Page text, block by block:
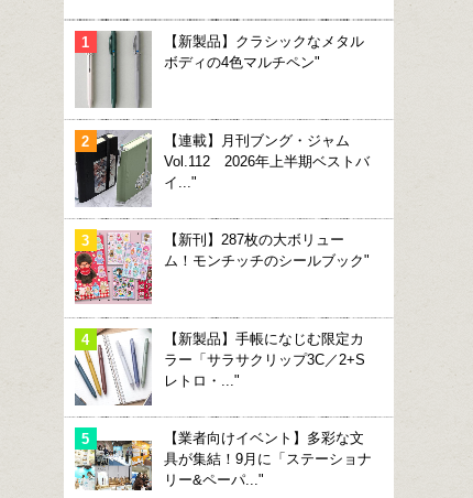
【新製品】クラシックなメタル
ボディの4色マルチペン"
【連載】月刊ブング・ジャム
Vol.112 2026年上半期ベストバ
イ..."
【新刊】287枚の大ボリュー
ム！モンチッチのシールブック"
【新製品】手帳になじむ限定カ
ラー「サラサクリップ3C／2+S
レトロ・..."
【業者向けイベント】多彩な文
具が集結！9月に「ステーショナ
リー&ペーパ..."